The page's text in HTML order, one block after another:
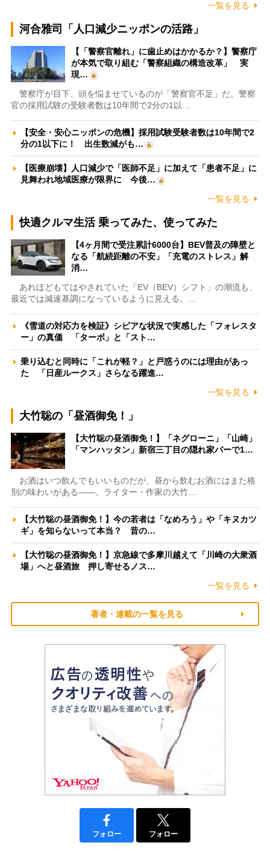
一覧を見る
河合雅司「人口減少ニッポンの活路」
【「警察官離れ」に歯止めはかかるか？】警察庁
が本気で取り組む「警察組織の構造改革」 実
現…
警察庁が目下、頭を悩ませているのが「警察官不足」だ。警察
官の採用試験の受験者数は10年間で2分の1以…
【安全・安心ニッポンの危機】採用試験受験者数は10年間で2
分の1以下に！ 出生数減がも…
【医療崩壊】人口減少で「医師不足」に加えて「患者不足」に
見舞われ地域医療が限界に 今後…
一覧を見る
快適クルマ生活 乗ってみた、使ってみた
【4ヶ月間で受注累計6000台】BEV普及の障壁と
なる「航続距離の不安」「充電のストレス」解
消…
あれほどもてはやされていた「EV（BEV）シフト」の潮流も、
最近では減速基調になっているように見える。…
《雪道の対応力を検証》シビアな状況で実感した「フォレスタ
ー」の真価 「ターボ」と「スト…
乗り込むと同時に「これが軽？」と戸惑うのには理由があっ
た 「日産ルークス」さらなる躍進…
一覧を見る
大竹聡の「昼酒御免！」
【大竹聡の昼酒御免！】「ネグローニ」「山崎」
「マンハッタン」新宿三丁目の隠れ家バーで1…
お酒はいつ飲んでもいいものだが、昼から飲むお酒にはまた格
別の味わいがある――。ライター・作家の大竹…
【大竹聡の昼酒御免！】今の若者は「なめろう」や「キヌカツ
ギ」を知らないって本当？ 昔の…
【大竹聡の昼酒御免！】京急線で多摩川越えて「川崎の大衆酒
場」へと昼酒旅 押し寄せるノス…
一覧を見る
著者・連載の一覧を見る
フォロー フォロー